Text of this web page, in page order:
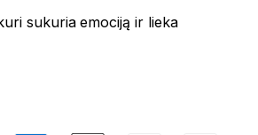
sukuria emociją ir lieka